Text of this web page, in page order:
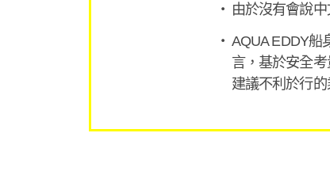
由於沒有會說
AQUA EDDY船
言，基於安全考
建議不利於行的